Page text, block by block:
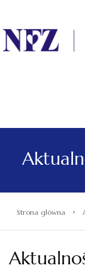
.
Strona główna ›